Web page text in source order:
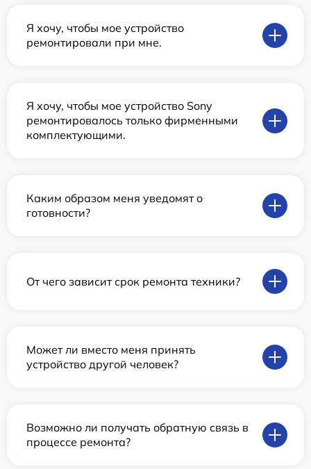
Я хочу, чтобы мое устройство
ремонтировали при мне.
Я хочу, чтобы мое устройство Sony
ремонтировалось только фирменными
комплектующими.
Каким образом меня уведомят о
готовности?
От чего зависит срок ремонта техники?
Может ли вместо меня принять
устройство другой человек?
Возможно ли получать обратную связь в
процессе ремонта?